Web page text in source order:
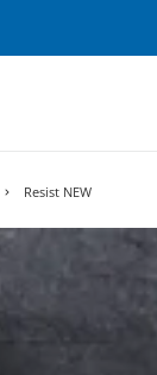
Resist NEW